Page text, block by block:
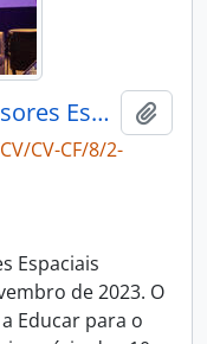
10.ª Conferência de Professores Espaciais
CV-CF/8/2-
Espaciais
de 2023. O
Educar para o